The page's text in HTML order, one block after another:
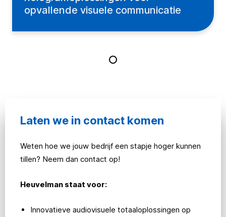
opvallende visuele communicatie
Laten we in contact komen
Weten hoe we jouw bedrijf een stapje hoger kunnen
tillen? Neem dan contact op!
Heuvelman staat voor:
Innovatieve audiovisuele totaaloplossingen op